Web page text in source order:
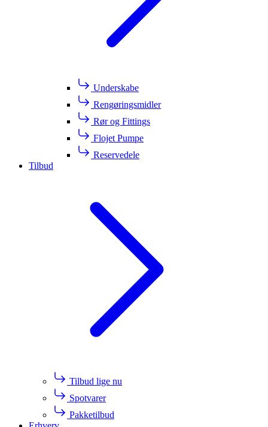
Underskabe
Rengøringsmidler
Rør og Fittings
Flojet Pumpe
Reservedele
Tilbud
Tilbud lige nu
Spotvarer
Pakketilbud